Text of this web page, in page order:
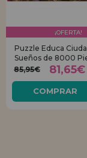
¡OFERTA!
Puzzle Educa
Sueños de 8000
85,95€
81,65€
COMPRAR